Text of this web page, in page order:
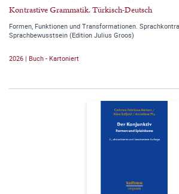
Kontrastive Grammatik. Türkisch-Deutsch
Formen, Funktionen und Transformationen.
Sprachbewusstsein (Edition Julius Groos)
2026 | Buch - Kartoniert